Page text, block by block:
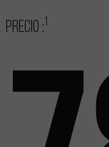
Precio :1